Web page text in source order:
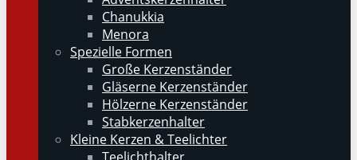
Chanukkia
Menora
Spezielle Formen
Große Kerzenständer
Gläserne Kerzenständer
Hölzerne Kerzenständer
Stabkerzenhalter
Kleine Kerzen & Teelichter